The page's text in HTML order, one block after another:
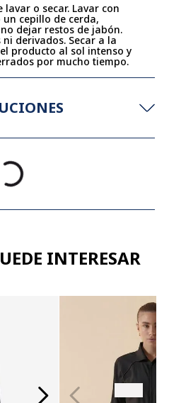
o secar. Lavar con
cepillo de cerda,
dejar restos de jabón.
derivados. Secar a la
producto al sol intenso y
por mucho tiempo.
INTERESAR